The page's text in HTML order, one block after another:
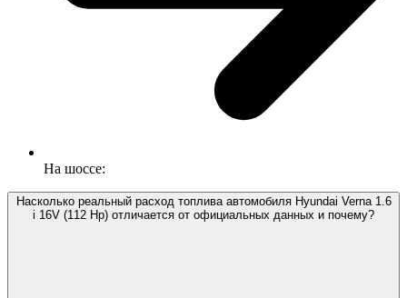
На шоссе:
Насколько реальный расход топлива автомобиля Hyundai Verna 1.6
i 16V (112 Hp) отличается от официальных данных и почему?